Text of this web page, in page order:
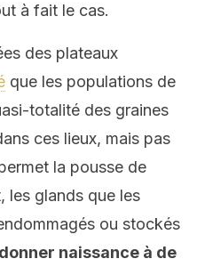
à fait le cas.
des plateaux
que les populations de
totalité des graines
ces lieux, mais pas
la pousse de
les glands que les
ou stockés
naissance à de